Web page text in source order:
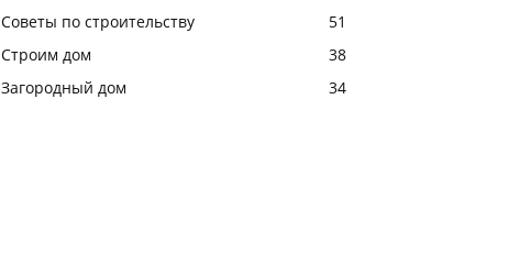
Советы по строительству
51
Строим дом
38
Загородный дом
34